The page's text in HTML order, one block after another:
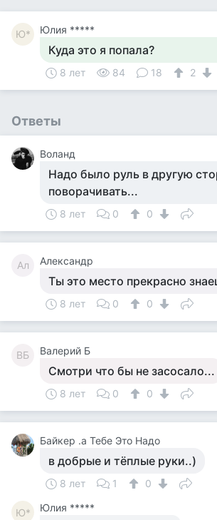
Ю* Юлия *****
Куда это я попала?
8 лет 84 18 2
Ответы
Воланд
Надо было руль в другую
поворачивать...
8 лет 0 0
Ал Александр
Ты это место прекрасно
8 лет 0 0
ВБ Валерий Б
Смотри что бы не засосало...
8 лет 0 0
Байкер .а Тебе Это Надо
в добрые и тёплые руки..)
8 лет 1 0
Ю* Юлия *****